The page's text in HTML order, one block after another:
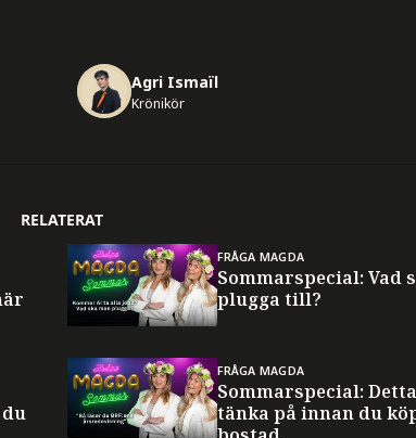
Agri Ismaïl
Krönikör
RELATERAT
FRÅGA MAGDA
Sommarspecial: Vad
plugga till?
du
FRÅGA MAGDA
Sommarspecial:
tänka på innan du